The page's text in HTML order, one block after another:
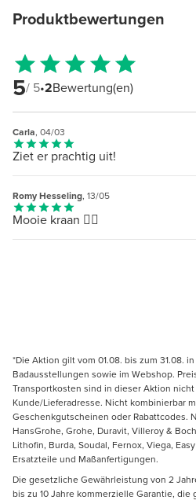
Produktbewertungen
5/ 5•2Bewertung(en)
Carla, 04/03
Ziet er prachtig uit!
Romy Hesseling, 13/05
Mooie kraan 👌🏻
*Die Aktion gilt vom 01.08. bis zum 31.08.
Badausstellungen sowie im Webshop.
Transportkosten sind in dieser Aktion
Kunde/Lieferadresse. Nicht kombinierbar
Geschenkgutscheinen oder Rabattcodes.
HansGrohe, Grohe, Duravit, Villeroy &
Lithofin, Burda, Soudal, Fernox, Viega,
Ersatzteile und Maßanfertigungen.
Die gesetzliche Gewährleistung von 2
bis zu 10 Jahre kommerzielle Garantie,